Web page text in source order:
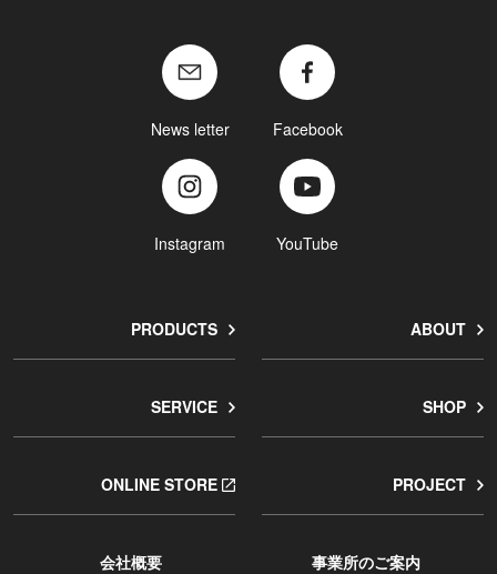
News letter Facebook
Instagram YouTube
PRODUCTS ABOUT
SERVICE SHOP
ONLINE STORE PROJECT
会社概要 事業所のご案内